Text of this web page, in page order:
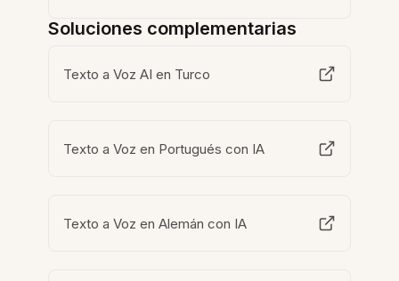
Soluciones complementarias
Texto a Voz AI en Turco
Texto a Voz en Portugués con IA
Texto a Voz en Alemán con IA